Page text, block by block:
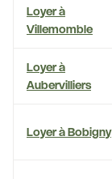
Loyer à
Villemomble
Loyer à
Aubervilliers
Loyer à Bobigny